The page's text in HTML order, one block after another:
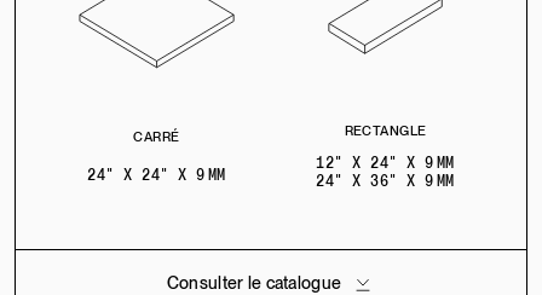
CARRÉ
24" X 24" X 9 MM
RECTANGLE
12" X 24" X 9 MM
24" X 36" X 9 MM
Consulter le catalogue